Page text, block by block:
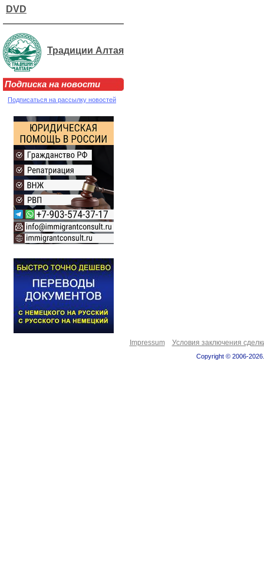
DVD
Традиции Алтая
Подписка на новости
Подписаться на рассылку новостей
Impressum Условия заключения
Copyright © 2006-